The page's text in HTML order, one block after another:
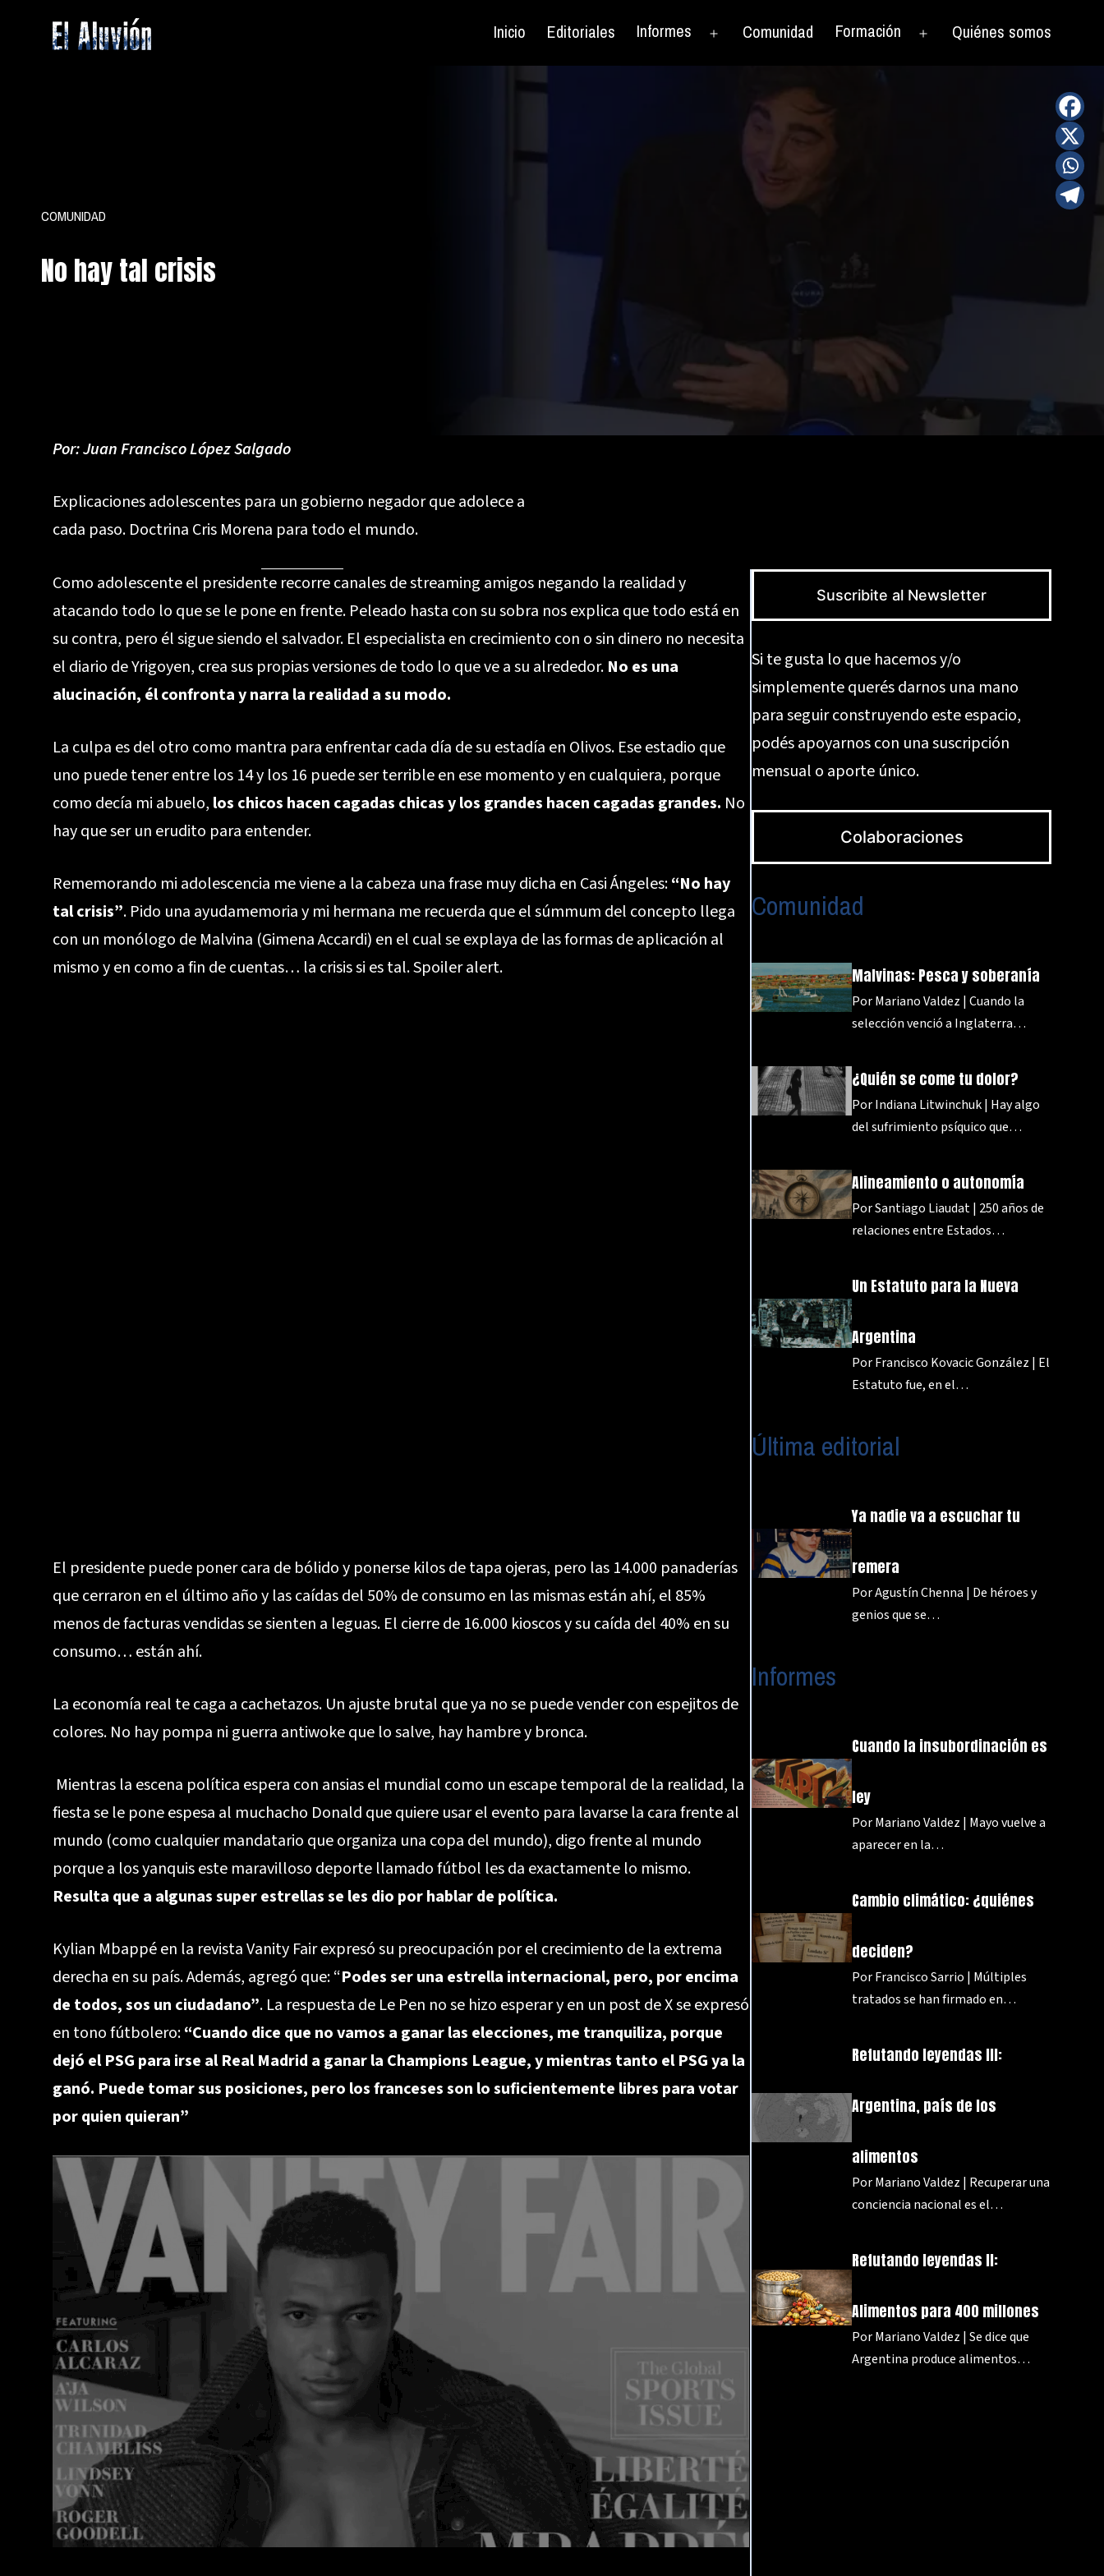
Inicio Editoriales Informes
AbrirComunidad Formación
AbrirQuiénes somos
COMUNIDAD
No hay tal crisis
Por:Juan Francisco López Salgado
Explicaciones adolescentes para un gobierno negador que adolece a
cada paso. Doctrina Cris Morena para todo el mundo.
Como adolescente el presidente recorre canales de streaming amigos negando la realidad y
atacando todo lo que se le pone en frente. Peleado hasta con su sobra nos explica que todo está en
su contra, pero él sigue siendo el salvador. El especialista en crecimiento con o sin dinero no necesita
el diario de Yrigoyen, crea sus propias versiones de todo lo que ve a su alrededor. No es una
alucinación, él confronta y narra la realidad a su modo.
La culpa es del otro como mantra para enfrentar cada día de su estadía en Olivos. Ese estadio que
uno puede tener entre los 14 y los 16 puede ser terrible en ese momento y en cualquiera, porque
como decía mi abuelo, los chicos hacen cagadas chicas y los grandes hacen cagadas grandes. No
hay que ser un erudito para entender.
Rememorando mi adolescencia me viene a la cabeza una frase muy dicha en Casi Ángeles:“No hay
tal crisis”. Pido una ayudamemoria y mi hermana me recuerda que el súmmum del concepto llega
con un monólogo de Malvina (Gimena Accardi) en el cual se explaya de las formas de aplicación al
mismo y en como a fin de cuentas… la crisis si es tal. Spoiler alert.
El presidente puede poner cara de bólido y ponerse kilos de tapa ojeras, pero las 14.000 panaderías
que cerraron en el último año y las caídas del 50% de consumo en las mismas están ahí, el 85%
menos de facturas vendidas se sienten a leguas. El cierre de 16.000 kioscos y su caída del 40% en su
consumo… están ahí.
La economía real te caga a cachetazos. Un ajuste brutal que ya no se puede vender con espejitos de
colores. No hay pompa ni guerra antiwoke que lo salve, hay hambre y bronca.
Mientras la escena política espera con ansias el mundial como un escape temporal de la realidad, la
fiesta se le pone espesa al muchacho Donald que quiere usar el evento para lavarse la cara frente al
mundo (como cualquier mandatario que organiza una copa del mundo), digo frente al mundo
porque a los yanquis este maravilloso deporte llamado fútbol les da exactamente lo mismo.
Resulta que a algunas super estrellas se les dio por hablar de política.
Kylian Mbappé en la revista Vanity Fair expresó su preocupación por el crecimiento de la extrema
derecha en su país. Además, agregó que: “Podes ser una estrella internacional, pero, por encima
de todos, sos un ciudadano”. La respuesta de Le Pen no se hizo esperar y en un post de X se expresó
en tono fútbolero:“Cuando dice que no vamos a ganar las elecciones, me tranquiliza, porque
dejó el PSG para irse al Real Madrid a ganar la Champions League, y mientras tanto el PSG ya la
ganó. Puede tomar sus posiciones, pero los franceses son lo suficientemente libres para votar
por quien quieran”
Suscribite al Newsletter
Si te gusta lo que hacemos y/o
simplemente querés darnos una mano
para seguir construyendo este espacio,
podés apoyarnos con una suscripción
mensual o aporte único.
Colaboraciones
Comunidad
Malvinas: Pesca y soberanía
Por Mariano Valdez | Cuando la
selección venció a Inglaterra…
¿Quién se come tu dolor?
Por Indiana Litwinchuk | Hay algo
del sufrimiento psíquico que…
Alineamiento o autonomía
Por Santiago Liaudat | 250 años de
relaciones entre Estados…
Un Estatuto para la Nueva
Argentina
Por Francisco Kovacic González | El
Estatuto fue, en el…
Última editorial
Ya nadie va a escuchar tu
remera
Por Agustín Chenna | De héroes y
genios que se…
Informes
Cuando la insubordinación es
ley
Por Mariano Valdez | Mayo vuelve a
aparecer en la…
Cambio climático: ¿quiénes
deciden?
Por Francisco Sarrio | Múltiples
tratados se han firmado en…
Refutando leyendas III:
Argentina, país de los
alimentos
Por Mariano Valdez | Recuperar una
conciencia nacional es el…
Refutando leyendas II:
Alimentos para 400 millones
Por Mariano Valdez | Se dice que
Argentina produce alimentos…